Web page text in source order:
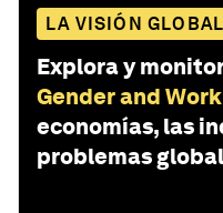
LA VISIÓN GLOBAL
Explora y
Gender and Work
economías, las
problemas